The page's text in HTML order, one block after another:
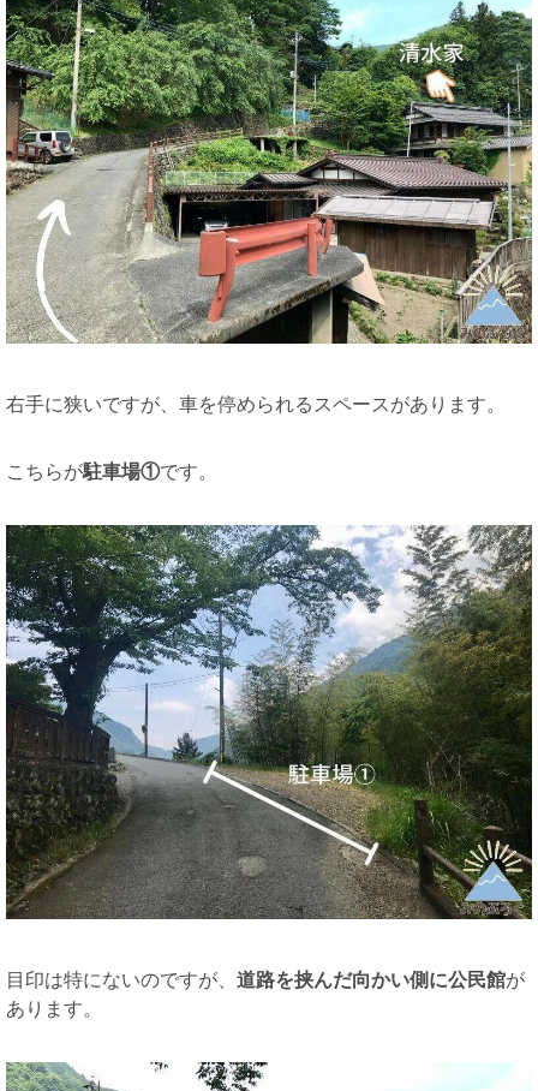
右手に狭いですが、車を停められるスペースがあります。
こちらが駐車場①です。
目印は特にないのですが、 道路を挟んだ向かい側に公民館が
あります。